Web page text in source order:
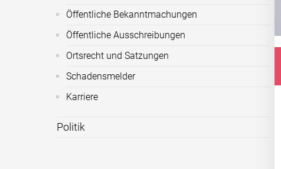
Öffentliche Bekanntmachungen
Öffentliche Ausschreibungen
Ortsrecht und Satzungen
Schadensmelder
Karriere
Politik